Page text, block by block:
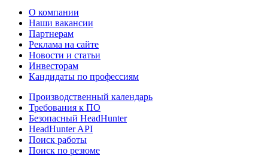
О компании
Наши вакансии
Партнерам
Реклама на сайте
Новости и статьи
Инвесторам
Кандидаты по профессиям
Производственный календарь
Требования к ПО
Безопасный HeadHunter
HeadHunter API
Поиск работы
Поиск по резюме